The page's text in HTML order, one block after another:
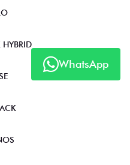
WhatsApp
HYBRID